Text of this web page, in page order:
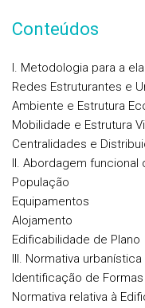
Conteúdos
I. Metodologia para a
Redes Estruturantes e
Ambiente e Estrutura
Mobilidade e Estrutura
Centralidades e
II. Abordagem funcional
População
Equipamentos
Alojamento
Edificabilidade de Plano
III. Normativa urbanística
Identificação de Formas
Normativa relativa à